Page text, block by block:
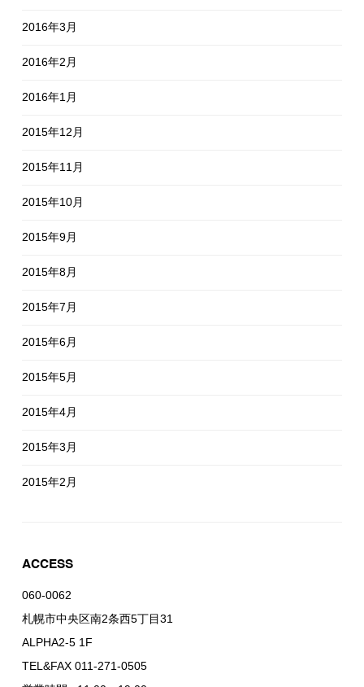
2016年3月
2016年2月
2016年1月
2015年12月
2015年11月
2015年10月
2015年9月
2015年8月
2015年7月
2015年6月
2015年5月
2015年4月
2015年3月
2015年2月
ACCESS
060-0062
札幌市中央区南2条西5丁目31
ALPHA2-5 1F
TEL&FAX 011-271-0505